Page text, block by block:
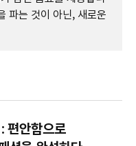
파는 것이 아닌, 새로운
편안함으로